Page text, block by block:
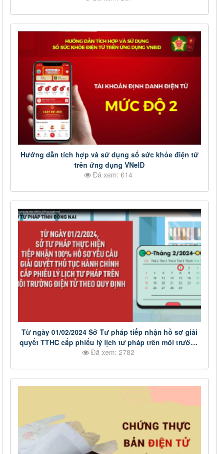
Hướng dẫn tích hợp và sử dụng sổ sức khỏe điện tử
trên ứng dụng VNeID
Đã xem: 614
Từ ngày 01/02/2024 Sở Tư pháp tiếp nhận hồ sơ giải
quyết TTHC cấp phiếu lý lịch tư pháp trên môi trường
điện tử
Đã xem: 2782